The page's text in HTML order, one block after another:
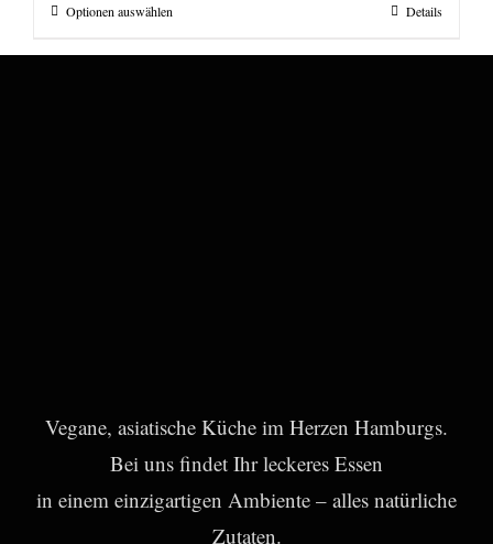
Optionen auswählen Details
Vegane, asiatische Küche im Herzen Hamburgs.
Bei uns findet Ihr leckeres Essen
in einem einzigartigen Ambiente – alles natürliche
Zutaten.